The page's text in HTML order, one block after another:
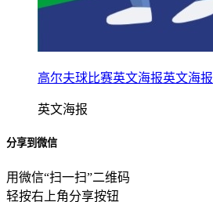
高尔夫球比赛英文海报英文海报
英文海报
分享到微信
用微信“扫一扫”二维码
轻按右上角分享按钮